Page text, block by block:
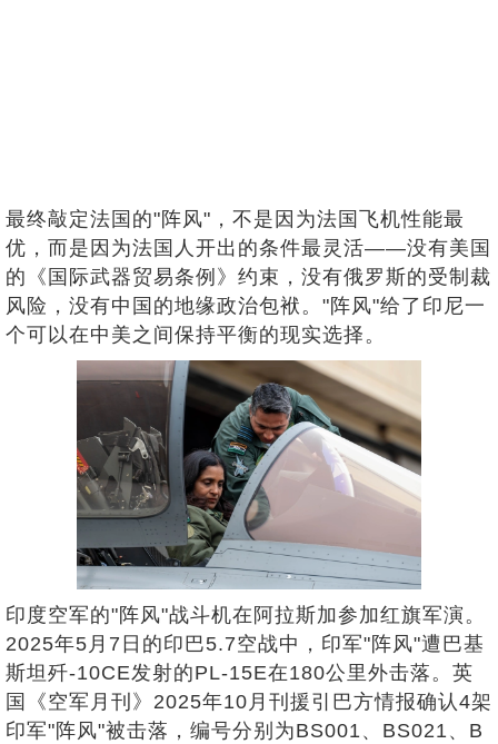
最终敲定法国的"阵风"，不是因为法国飞机性能最
优，而是因为法国人开出的条件最灵活——没有美国
的《国际武器贸易条例》约束，没有俄罗斯的受制裁
风险，没有中国的地缘政治包袱。"阵风"给了印尼一
个可以在中美之间保持平衡的现实选择。
印度空军的"阵风"战斗机在阿拉斯加参加红旗军演。
2025年5月7日的印巴5.7空战中，印军"阵风"遭巴基
斯坦歼-10CE发射的PL-15E在180公里外击落。英
国《空军月刊》2025年10月刊援引巴方情报确认4架
印军"阵风"被击落，编号分别为BS001、BS021、B